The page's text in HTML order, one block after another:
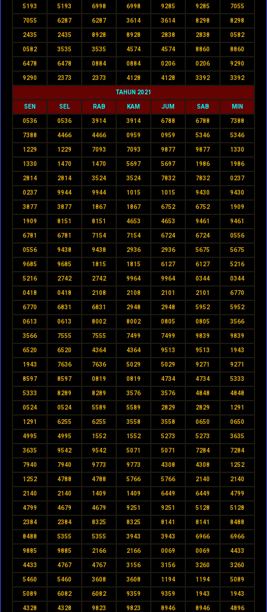
5193 5193 6998 6998 9285 9285 7055
7055 6287 6287 3614 3614 8298 8298
2435 2435 8928 8928 2838 2838 0582
0582 3535 3535 4574 4574 8860 8860
6478 6478 0884 0884 0206 0206 9290
9290 2373 2373 4128 4128 3392 3392
TAHUN 2021
SEN SEL RAB KAM JUM SAB MIN
0536 0536 3914 3914 6788 6788 7388
7388 4466 4466 0959 0959 5346 5346
1229 1229 7093 7093 9877 9877 1330
1330 1470 1470 5697 5697 1986 1986
2814 2814 3524 3524 7832 7832 0237
0237 9944 9944 1015 1015 9430 9430
3877 3877 1867 1867 6752 6752 1909
1909 8151 8151 4653 4653 9461 9461
6781 6781 7154 7154 6724 6724 0556
0556 9438 9438 2936 2936 5675 5675
9685 9685 1815 1815 6127 6127 5216
5216 2742 2742 9964 9964 0344 0344
0418 0418 2108 2108 2101 2101 6770
6770 6831 6831 2948 2948 5952 5952
0613 0613 8002 8002 0805 0805 3566
3566 7555 7555 7499 7499 9839 9839
6520 6520 4364 4364 9513 9513 1943
1943 7636 7636 5029 5029 9271 9271
8597 8597 0819 0819 4734 4734 5333
5333 8289 8289 3576 3576 4848 4848
0524 0524 5589 5589 2829 2829 1291
1291 6255 6255 3558 3558 0650 0650
4995 4995 1552 1552 5273 5273 3635
3635 9542 9542 5071 5071 7284 7284
7940 7940 9773 9773 4308 4308 1252
1252 4788 4788 5766 5766 2140 2140
2140 2140 1409 1409 6449 6449 4799
4799 4679 4679 9251 9251 5128 5128
2384 2384 8325 8325 8141 8141 8488
8488 5355 5355 3943 3943 6966 6966
9885 9885 2166 2166 0069 0069 4433
4433 4767 4767 3156 3156 3260 3260
5460 5460 3608 3608 1194 1194 5089
5089 6082 6082 9359 9359 1943 1943
4328 4328 9823 9823 8946 8946 4896